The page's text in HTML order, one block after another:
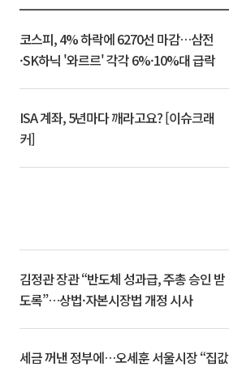
코스피, 4% 하락에 6270선 마감…삼전
·SK하닉 '와르르' 각각 6%·10%대 급락
ISA 계좌, 5년마다 깨라고요? [이슈크래
커]
김정관 장관 “반도체 성과급, 주총 승인 받
도록”…상법·자본시장법 개정 시사
세금 꺼낸 정부에…오세훈 서울시장 “집값